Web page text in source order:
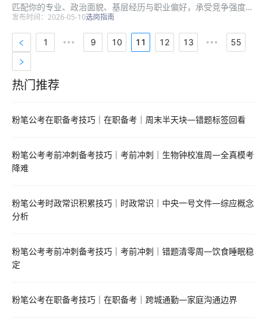
匹配你的专业、政治面貌、基层经历与职业偏好，承受竞争强度、
地域成本与岗位强度。很多考生只看招录人数或粗看竞争比，却忽
略备注栏、服务期、最低服务年限、是否需要加试专业科目等硬条
件。弱项...
发布时间：2026-05-10选岗指南
1 ••• 9 10 11 12 13 ••• 55
热门推荐资料
热门推荐
粉笔公考在职备考技巧｜在职备考｜周末半天块—错题标签回看
粉笔公考考前冲刺备考技巧｜考前冲刺｜生物钟校准周—全真模考
降难
粉笔公考时政常识积累技巧｜时政常识｜中央一号文件—综应概念
分析
粉笔公考考前冲刺备考技巧｜考前冲刺｜错题清零周—饮食睡眠稳
定
粉笔公考在职备考技巧｜在职备考｜跨城通勤—家庭沟通边界